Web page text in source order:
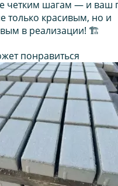
четким шагам — и ваш
только красивым, но и
в реализации! 🏗️
понравиться